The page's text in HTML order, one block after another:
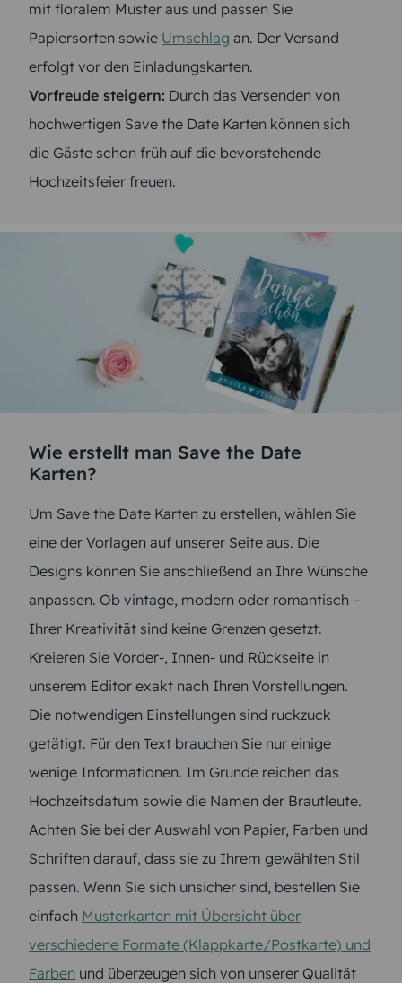
mit floralem Muster aus und passen Sie
Papiersorten sowie Umschlag an. Der Versand
erfolgt vor den Einladungskarten.
Vorfreude steigern: Durch das Versenden von
hochwertigen Save the Date Karten können sich
die Gäste schon früh auf die bevorstehende
Hochzeitsfeier freuen.
Wie erstellt man Save the Date
Karten?
Um Save the Date Karten zu erstellen, wählen Sie
eine der Vorlagen auf unserer Seite aus. Die
Designs können Sie anschließend an Ihre Wünsche
anpassen. Ob vintage, modern oder romantisch –
Ihrer Kreativität sind keine Grenzen gesetzt.
Kreieren Sie Vorder-, Innen- und Rückseite in
unserem Editor exakt nach Ihren Vorstellungen.
Die notwendigen Einstellungen sind ruckzuck
getätigt. Für den Text brauchen Sie nur einige
wenige Informationen. Im Grunde reichen das
Hochzeitsdatum sowie die Namen der Brautleute.
Achten Sie bei der Auswahl von Papier, Farben und
Schriften darauf, dass sie zu Ihrem gewählten Stil
passen. Wenn Sie sich unsicher sind, bestellen Sie
einfach Musterkarten mit Übersicht über
verschiedene Formate (Klappkarte/Postkarte) und
Farben und überzeugen sich von unserer Qualität